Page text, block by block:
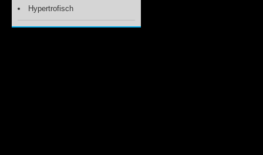
Hypertrofisch